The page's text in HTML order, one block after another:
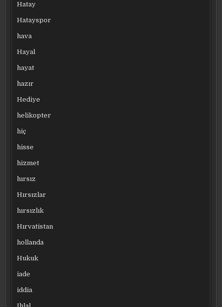
Hatay
Hatayspor
hava
Hayal
hayat
hazır
Hediye
helikopter
hiç
hisse
hizmet
hırsız
Hırsızlar
hırsızlık
Hırvatistan
hollanda
Hukuk
iade
iddia